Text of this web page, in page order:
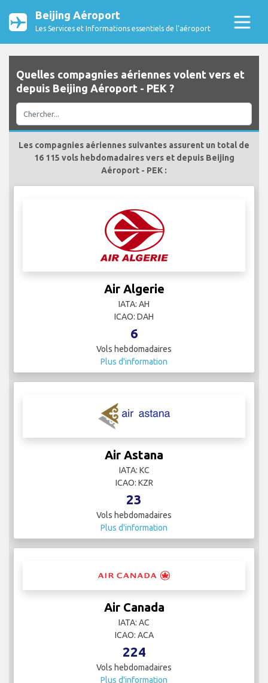
Beijing Aéroport
Les Services et Informations essentiels de l’aéroport
Quelles compagnies aériennes volent vers et
depuis Beijing Aéroport - PEK ?
Les compagnies aériennes suivantes assurent un total de
16 115 vols hebdomadaires vers et depuis Beijing
Aéroport - PEK :
Air Algerie
IATA: AH
ICAO: DAH
6
Vols hebdomadaires
Plus d'information
Air Astana
IATA: KC
ICAO: KZR
23
Vols hebdomadaires
Plus d'information
Air Canada
IATA: AC
ICAO: ACA
224
Vols hebdomadaires
Plus d'information